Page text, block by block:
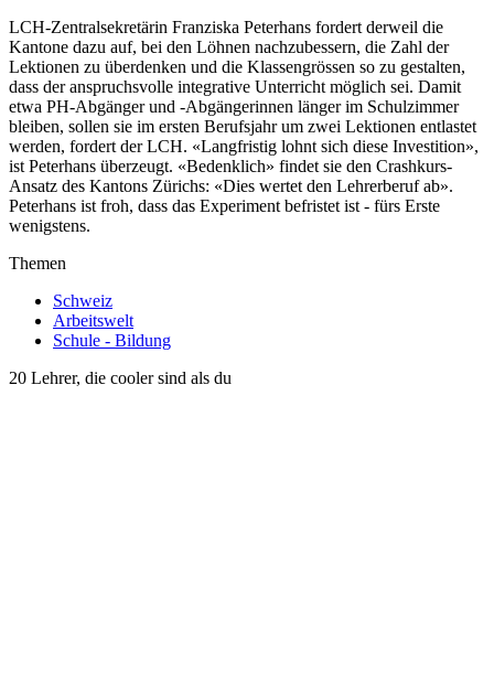
LCH-Zentralsekretärin Franziska Peterhans fordert derweil die
Kantone dazu auf, bei den Löhnen nachzubessern, die Zahl der
Lektionen zu überdenken und die Klassengrössen so zu gestalten,
dass der anspruchsvolle integrative Unterricht möglich sei. Damit
etwa PH-Abgänger und -Abgängerinnen länger im Schulzimmer
bleiben, sollen sie im ersten Berufsjahr um zwei Lektionen entlastet
werden, fordert der LCH. «Langfristig lohnt sich diese Investition»,
ist Peterhans überzeugt. «Bedenklich» findet sie den Crashkurs-
Ansatz des Kantons Zürichs: «Dies wertet den Lehrerberuf ab».
Peterhans ist froh, dass das Experiment befristet ist - fürs Erste
wenigstens.
Themen
Schweiz
Arbeitswelt
Schule - Bildung
20 Lehrer, die cooler sind als du